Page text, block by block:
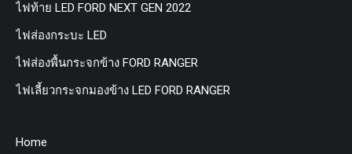
ไฟท้าย LED FORD NEXT GEN 2022
ไฟส่องกระบะ LED
ไฟส่องพื้นกระจกข้าง FORD RANGER
ไฟเลี้ยวกระจกมองข้าง LED FORD RANGER
Home